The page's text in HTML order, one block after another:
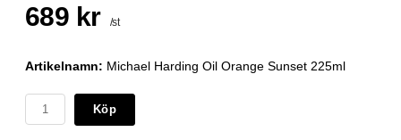
689 kr /st
Artikelnamn: Michael Harding Oil Orange Sunset 225ml
Köp